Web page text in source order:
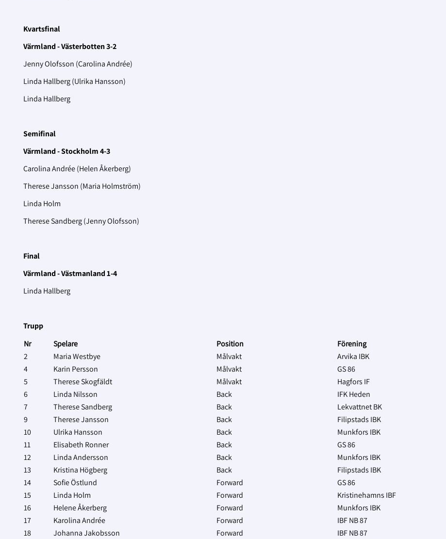
Kvartsfinal
Värmland - Västerbotten 3-2
Jenny Olofsson (Carolina Andrée)
Linda Hallberg (Ulrika Hansson)
Linda Hallberg
Semifinal
Värmland - Stockholm 4-3
Carolina Andrée (Helen Åkerberg)
Therese Jansson (Maria Holmström)
Linda Holm
Therese Sandberg (Jenny Olofsson)
Final
Värmland - Västmanland 1-4
Linda Hallberg
Trupp
Nr
Spelare Position
Förening
2
Maria Westbye Målvakt
Arvika IBK
4
Karin Persson Målvakt
GS 86
5
Therese Skogfäldt Målvakt
Hagfors IF
6
Linda Nilsson Back
IFK Heden
7
Therese Sandberg Back
Lekvattnet BK
9
Therese Jansson Back
Filipstads IBK
10
Ulrika Hansson Back
Munkfors IBK
11
Elisabeth Ronner Back
GS 86
12
Linda Andersson Back
Munkfors IBK
13
Kristina Högberg Back
Filipstads IBK
14
Sofie Östlund Forward
GS 86
15
Linda Holm Forward
Kristinehamns IBF
16
Helene Åkerberg Forward
Munkfors IBK
17
Karolina Andrée Forward
IBF NB 87
18
Johanna Jakobsson Forward
IBF NB 87